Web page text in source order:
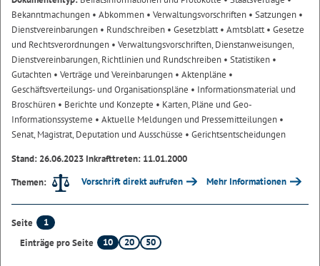
Bekanntmachungen • Abkommen • Verwaltungsvorschriften • Satzungen •
Dienstvereinbarungen • Rundschreiben • Gesetzblatt• Amtsblatt• Gesetze
und Rechtsverordnungen • Verwaltungsvorschriften, Dienstanweisungen,
Dienstvereinbarungen, Richtlinien und Rundschreiben • Statistiken •
Gutachten • Verträge und Vereinbarungen • Aktenpläne •
Geschäftsverteilungs- und Organisationspläne • Informationsmaterial und
Broschüren • Berichte und Konzepte • Karten, Pläne und Geo-
Informationssysteme • Aktuelle Meldungen und Pressemitteilungen •
Senat, Magistrat, Deputation und Ausschüsse • Gerichtsentscheidungen
Stand: 26.06.2023 Inkrafttreten: 11.01.2000
Themen:
Vorschrift direkt aufrufen Mehr Informationen
Seite
1
Einträge pro Seite
10 20 50